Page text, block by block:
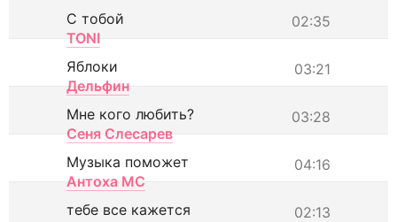
02:35
С тобой
TONI
03:21
Яблоки
Дельфин
03:28
Мне кого любить?
Сеня Слесарев
04:16
Музыка поможет
Антоха МС
02:13
тебе все кажется